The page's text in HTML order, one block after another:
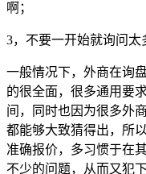
啊；
3，不要一开始就询问太
一般情况下，外商在询
的很全面，很多通用要
间，同时也因为很多外
都能够大致猜得出，所
准确报价，多习惯于在
不少的问题，从而又犯